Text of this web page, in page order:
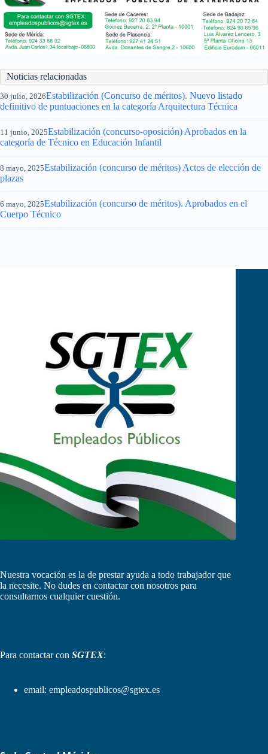
Noticias relacionadas
30 julio, 2026Estabilización (Concurso de méritos). Nuevo listado
definitivo de puntuaciones en la categoría Arquitectura Técnica
11 junio, 2025Estabilización (concurso-oposición) Aprobados en la
categoría de Técnico en Educación Infantil
8 mayo, 2025Estabilización (concurso de méritos) Actos de elección de
plazas
6 mayo, 2025Estabilización (concurso de méritos). Aprobados en el
Cuerpo Técnico
Nuestra vocación es la de prestar ayuda a todo trabajador que
la necesite. No dudes en contactar con nosotros para
consultarnos cualquier cuestión.
Para contactar con SGTEX:
email: empleadospublicos@sgtex.es